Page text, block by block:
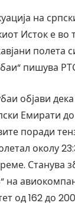
на
Исток е во
полета
пишува
објави
Емирати
поради
околу
Станува
на
од 162 до